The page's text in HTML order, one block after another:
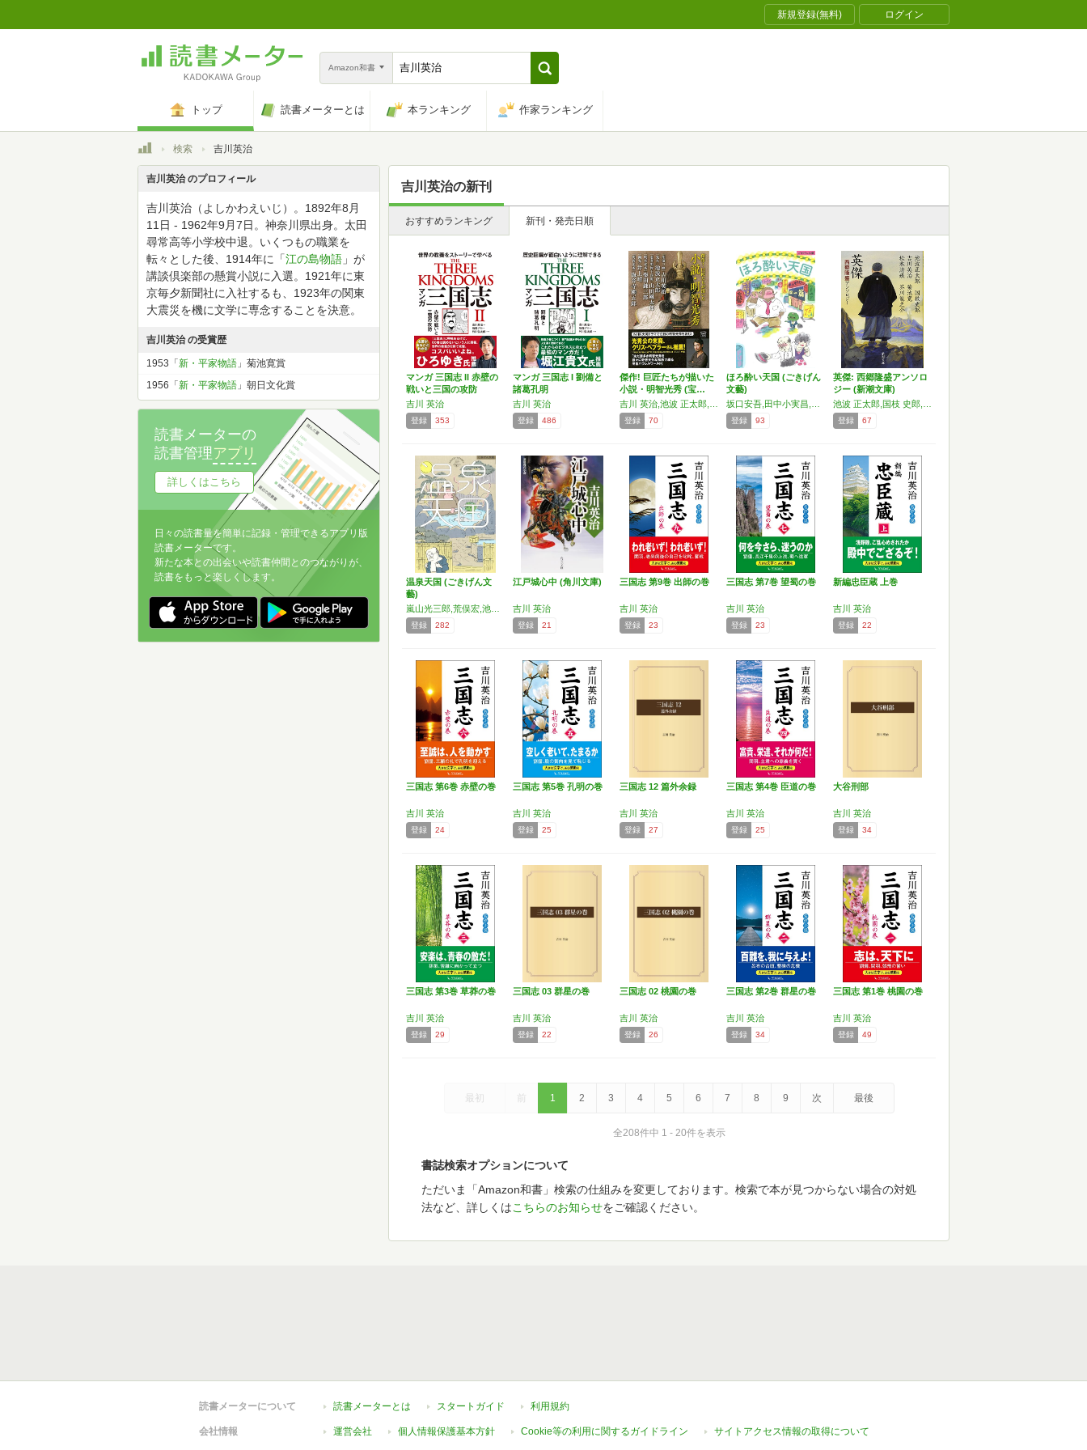
新規登録(無料) ログイン
Amazon和書
トップ 読書メーターとは 本ランキング 作家ランキング
トップ検索 吉川英治
吉川英治の新刊
おすすめランキング 新刊・発売日順
マンガ 三国志 II 赤壁の
戦いと三国の攻防
吉川 英治
登録 353
マンガ 三国志 I 劉備と
諸葛孔明
吉川 英治
登録 486
傑作! 巨匠たちが描いた
小説・明智光秀 (宝…
登録 70
ほろ酔い天国 (ごきげん
文藝)
登録 93
英傑: 西郷隆盛アンソロ
ジー (新潮文庫)
登録 67
温泉天国 (ごきげん文
藝)
登録 282
江戸城心中 (角川文庫)
吉川 英治
登録 21
三国志 第9巻 出師の巻
吉川 英治
登録 23
三国志 第7巻 望蜀の巻
吉川 英治
登録 23
新編忠臣蔵 上巻
吉川 英治
登録 22
三国志 第6巻 赤壁の巻
吉川 英治
登録 24
三国志 第5巻 孔明の巻
吉川 英治
登録 25
三国志 12 篇外余録
吉川 英治
登録 27
三国志 第4巻 臣道の巻
吉川 英治
登録 25
大谷刑部
吉川 英治
登録 34
三国志 第3巻 草莽の巻
吉川 英治
登録 29
三国志 03 群星の巻
吉川 英治
登録 22
三国志 02 桃園の巻
吉川 英治
登録 26
三国志 第2巻 群星の巻
吉川 英治
登録 34
三国志 第1巻 桃園の巻
吉川 英治
登録 49
最初 前 1 2 3 4 5 6 7 8 9 次 最後
全208件中 1 - 20件を表示
書誌検索オプションについて
ただいま「Amazon和書」検索の仕組みを変更しております。検索で本が見つからない場合の対処
法など、詳しくはこちらのお知らせをご確認ください。
吉川英治 のプロフィール
吉川英治（よしかわえいじ）。1892年8月
11日 - 1962年9月7日。神奈川県出身。太田
尋常高等小学校中退。いくつもの職業を
転々とした後、1914年に「江の島物語 」が
講談倶楽部の懸賞小説に入選。1921年に東
京毎夕新聞社に入社するも、1923年の関東
大震災を機に文学に専念することを決意。
吉川英治 の受賞歴
1953「 新・平家物語 」菊池寛賞
1956「 新・平家物語 」朝日文化賞
読書メーターの
読書管理アプリ
詳しくはこちら
日々の読書量を簡単に記録・管理できるアプリ版
読書メーターです。
新たな本との出会いや読書仲間とのつながりが、
読書をもっと楽しくします。
読書メーターについて 読書メーターとは スタートガイド 利用規約
会社情報 運営会社 個人情報保護基本方針 Cookie等の利用に関するガイドライン サイトアクセス情報の取得について